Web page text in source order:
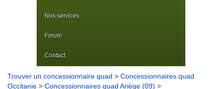
Nos services
Forum
Contact
Trouver un concessionnaire quad > Concessionnaires quad
Occitanie > Concessionnaires quad Ariège (09) >